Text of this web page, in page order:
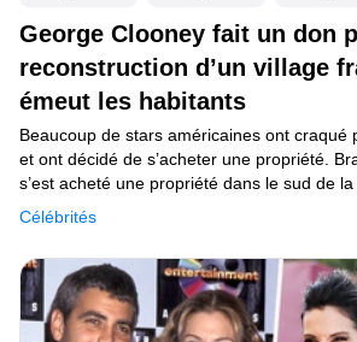
George Clooney fait un don
reconstruction d’un village
émeut les habitants
Célébrités
Beaucoup de stars américaines ont craqué
et ont décidé de s’acheter une propriété.
s’est acheté une propriété dans le sud de
kilomètres de lui, son ami George Clooney
des hectares de terrain en 2021. Se
un habitant de la région, il n’a pas hésité à
au village du Val, victime d’inondations en